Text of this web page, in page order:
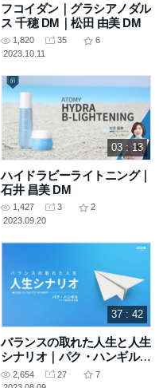
フコイダン｜グラシアノダル
ス 千穂 DM｜松田 由美 DM
1,820 35
6
2023.10.11
03 : 13
ハイドラビーライトニング｜
石井 昌美 DM
1,427 3
2
2023.09.20
37 : 42
バランスの取れた人生と人生
シナリオ｜パク・ハンギル
会長 (2020.12｜SUCCESS
2,654 27
7